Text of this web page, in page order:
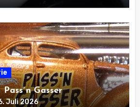
Gasser
Juli 2026